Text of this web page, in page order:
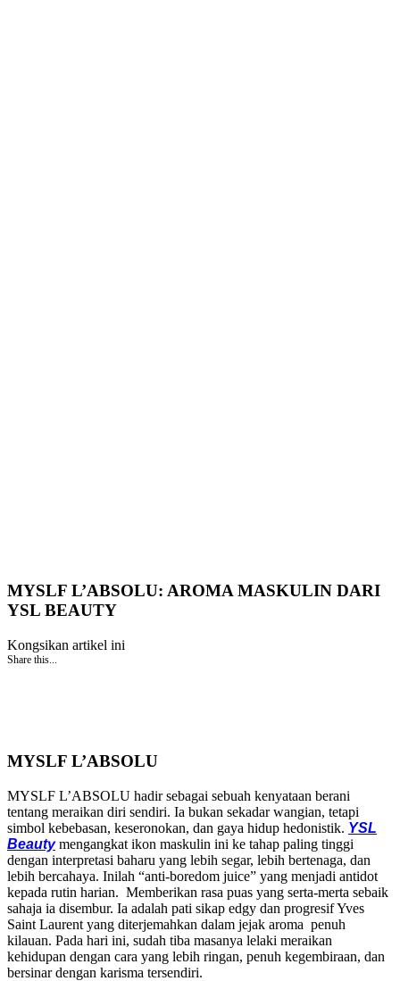
MYSLF L’ABSOLU: AROMA MASKULIN DARI
YSL BEAUTY
Kongsikan artikel ini
Share this...
MYSLF L’ABSOLU
MYSLF L’ABSOLU hadir sebagai sebuah kenyataan berani
tentang meraikan diri sendiri. Ia bukan sekadar wangian, tetapi
simbol kebebasan, keseronokan, dan gaya hidup hedonistik. YSL
Beautymengangkat ikon maskulin ini ke tahap paling tinggi
dengan interpretasi baharu yang lebih segar, lebih bertenaga, dan
lebih bercahaya. Inilah “anti-boredom juice” yang menjadi antidot
kepada rutin harian. Memberikan rasa puas yang serta-merta sebaik
sahaja ia disembur. Ia adalah pati sikap edgy dan progresif Yves
Saint Laurent yang diterjemahkan dalam jejak aroma penuh
kilauan. Pada hari ini, sudah tiba masanya lelaki meraikan
kehidupan dengan cara yang lebih ringan, penuh kegembiraan, dan
bersinar dengan karisma tersendiri.